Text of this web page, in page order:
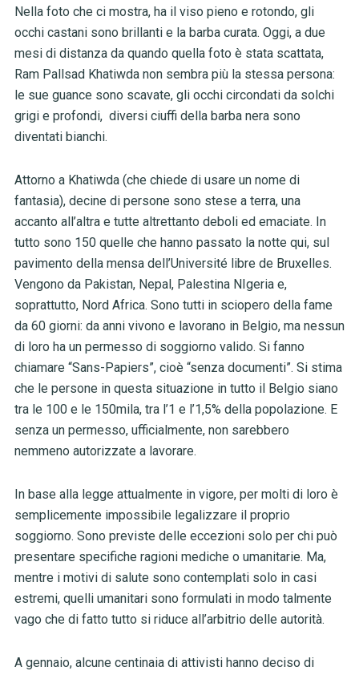
Nella foto che ci mostra, ha il viso pieno e rotondo, gli
occhi castani sono brillanti e la barba curata. Oggi, a due
mesi di distanza da quando quella foto è stata scattata,
Ram Pallsad Khatiwda non sembra più la stessa persona:
le sue guance sono scavate, gli occhi circondati da solchi
grigi e profondi, diversi ciuffi della barba nera sono
diventati bianchi.
Attorno a Khatiwda (che chiede di usare un nome di
fantasia), decine di persone sono stese a terra, una
accanto all’altra e tutte altrettanto deboli ed emaciate. In
tutto sono 150 quelle che hanno passato la notte qui, sul
pavimento della mensa dell’Université libre de Bruxelles.
Vengono da Pakistan, Nepal, Palestina NIgeria e,
soprattutto, Nord Africa. Sono tutti in sciopero della fame
da 60 giorni: da anni vivono e lavorano in Belgio, ma nessun
di loro ha un permesso di soggiorno valido. Si fanno
chiamare “Sans-Papiers”, cioè “senza documenti”. Si stima
che le persone in questa situazione in tutto il Belgio siano
tra le 100 e le 150mila, tra l’1 e l’1,5% della popolazione. E
senza un permesso, ufficialmente, non sarebbero
nemmeno autorizzate a lavorare.
In base alla legge attualmente in vigore, per molti di loro è
semplicemente impossibile legalizzare il proprio
soggiorno. Sono previste delle eccezioni solo per chi può
presentare specifiche ragioni mediche o umanitarie. Ma,
mentre i motivi di salute sono contemplati solo in casi
estremi, quelli umanitari sono formulati in modo talmente
vago che di fatto tutto si riduce all’arbitrio delle autorità.
A gennaio, alcune centinaia di attivisti hanno deciso di